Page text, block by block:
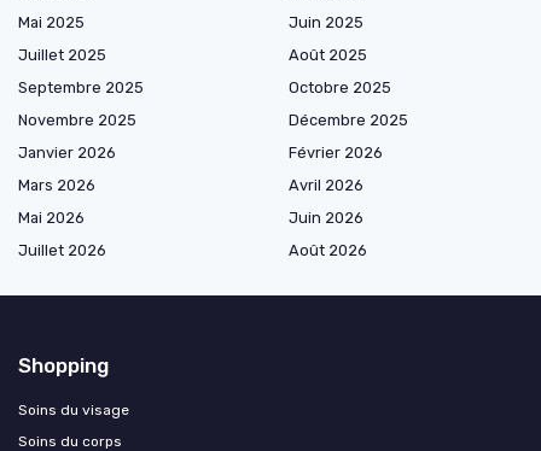
Mai 2025
Juin 2025
Juillet 2025
Août 2025
Septembre 2025
Octobre 2025
Novembre 2025
Décembre 2025
Janvier 2026
Février 2026
Mars 2026
Avril 2026
Mai 2026
Juin 2026
Juillet 2026
Août 2026
Shopping
Soins du visage
Soins du corps